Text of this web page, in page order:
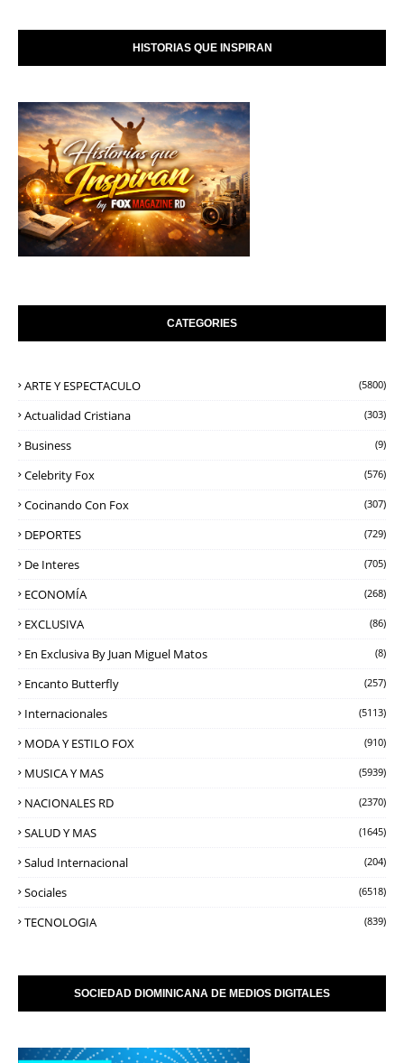
HISTORIAS QUE INSPIRAN
CATEGORIES
ARTE Y ESPECTACULO (5800)
Actualidad Cristiana (303)
Business (9)
Celebrity Fox (576)
Cocinando Con Fox (307)
DEPORTES (729)
De Interes (705)
ECONOMÍA (268)
EXCLUSIVA (86)
En Exclusiva By Juan Miguel Matos (8)
Encanto Butterfly (257)
Internacionales (5113)
MODA Y ESTILO FOX (910)
MUSICA Y MAS (5939)
NACIONALES RD (2370)
SALUD Y MAS (1645)
Salud Internacional (204)
Sociales (6518)
TECNOLOGIA (839)
SOCIEDAD DIOMINICANA DE MEDIOS DIGITALES